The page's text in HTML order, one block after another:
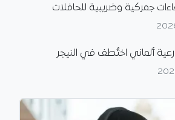
جمركية وضريبية للحافلات
رعية ألماني اختُطف في النيجر